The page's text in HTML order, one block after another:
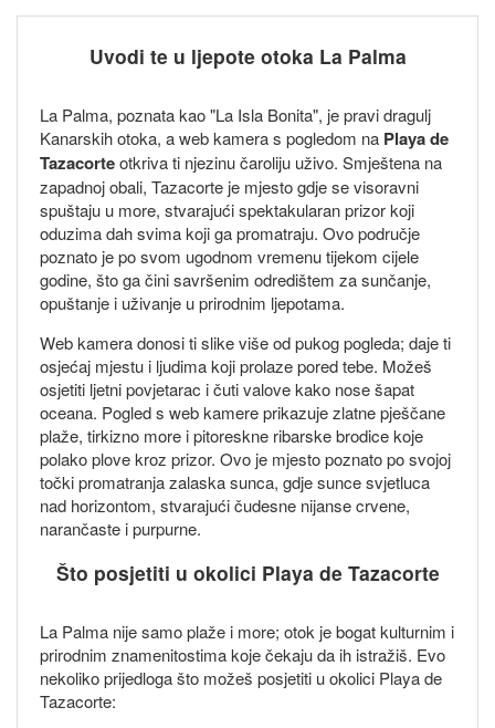
Uvodi te u ljepote otoka La Palma
La Palma, poznata kao "La Isla Bonita", je pravi dragulj
Kanarskih otoka, a web kamera s pogledom na Playa de
Tazacorteotkriva ti njezinu čaroliju uživo. Smještena na
zapadnoj obali, Tazacorte je mjesto gdje se visoravni
spuštaju u more, stvarajući spektakularan prizor koji
oduzima dah svima koji ga promatraju. Ovo područje
poznato je po svom ugodnom vremenu tijekom cijele
godine, što ga čini savršenim odredištem za sunčanje,
opuštanje i uživanje u prirodnim ljepotama.
Web kamera donosi ti slike više od pukog pogleda; daje ti
osjećaj mjestu i ljudima koji prolaze pored tebe. Možeš
osjetiti ljetni povjetarac i čuti valove kako nose šapat
oceana. Pogled s web kamere prikazuje zlatne pješčane
plaže, tirkizno more i pitoreskne ribarske brodice koje
polako plove kroz prizor. Ovo je mjesto poznato po svojoj
točki promatranja zalaska sunca, gdje sunce svjetluca
nad horizontom, stvarajući čudesne nijanse crvene,
narančaste i purpurne.
Što posjetiti u okolici Playa de Tazacorte
La Palma nije samo plaže i more; otok je bogat kulturnim i
prirodnim znamenitostima koje čekaju da ih istražiš. Evo
nekoliko prijedloga što možeš posjetiti u okolici Playa de
Tazacorte: